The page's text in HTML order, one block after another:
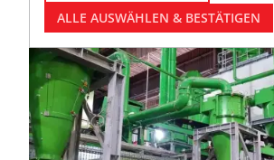
ALLE AUSWÄHLEN & BESTÄTIGEN